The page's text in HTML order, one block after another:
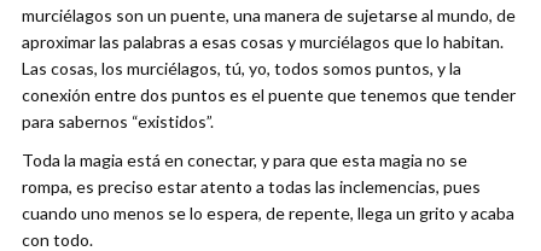
murciélagos son un puente, una manera de sujetarse al mundo, de
aproximar las palabras a esas cosas y murciélagos que lo habitan.
Las cosas, los murciélagos, tú, yo, todos somos puntos, y la
conexión entre dos puntos es el puente que tenemos que tender
para sabernos “existidos”.
Toda la magia está en conectar, y para que esta magia no se
rompa, es preciso estar atento a todas las inclemencias, pues
cuando uno menos se lo espera, de repente, llega un grito y acaba
con todo.